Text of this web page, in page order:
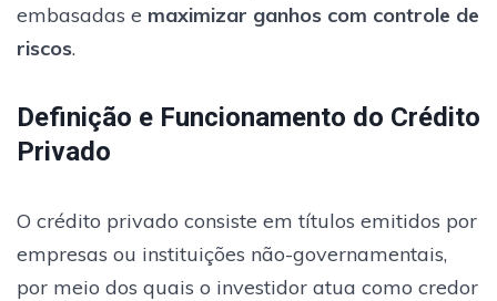
embasadas e maximizar ganhos com controle de
riscos.
Definição e Funcionamento do Crédito
Privado
O crédito privado consiste em títulos emitidos por
empresas ou instituições não-governamentais,
por meio dos quais o investidor atua como credor